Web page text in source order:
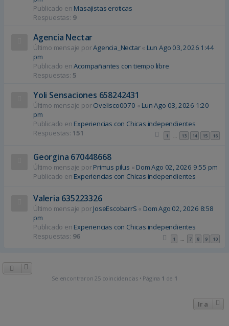
Publicado en Masajistas eroticas
Respuestas: 9
Agencia Nectar
Último mensaje porAgencia_Nectar« Lun Ago 03, 2026 1:44
pm
Publicado enAcompañantes con tiempo libre
Respuestas: 5
Yoli Sensaciones 658242431
Último mensaje porOvelisco0070 « Lun Ago 03, 2026 1:20
pm
Publicado en Experiencias con Chicas independientes
Respuestas: 151 1 … 13 14 15 16
Georgina 670448668
Último mensaje porPrimus pilus « Dom Ago 02, 2026 9:55 pm
Publicado en Experiencias con Chicas independientes
Valeria 635223326
Último mensaje porJoseEscobarrS « Dom Ago 02, 2026 8:58
pm
Publicado en Experiencias con Chicas independientes
Respuestas: 96 1 … 7 8 9 10
Se encontraron 25 coincidencias • Página 1 de 1
Ir a